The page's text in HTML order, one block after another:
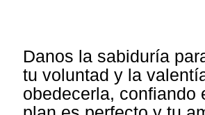
Danos la sabiduría
tu voluntad y la
obedecerla, confiando